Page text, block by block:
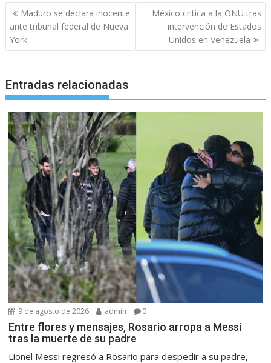
Navegación
de
entradas
Maduro se declara inocente
ante tribunal federal de Nueva
York
México critica a la ONU tras
intervención de Estados
Unidos en Venezuela
Entradas relacionadas
9 de agosto de 2026 admin 0
Entre flores y mensajes, Rosario arropa a Messi
tras la muerte de su padre
Lionel Messi regresó a Rosario para despedir a su padre,